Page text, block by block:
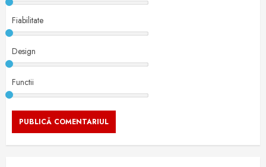
Fiabilitate
Design
Functii